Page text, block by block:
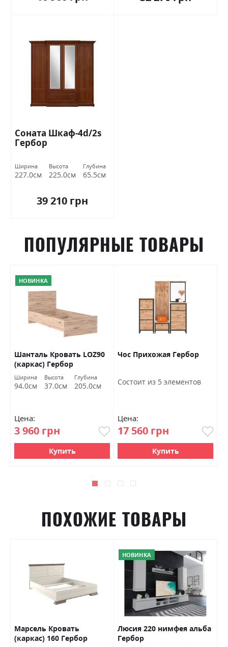
Соната Шкаф-4d/2s
Гербор
Ширина
227.0см
Высота
225.0см
Глубина
65.5см
39 210 грн
ПОПУЛЯРНЫЕ ТОВАРЫ
НОВИНКА
Шанталь Кровать LOZ90
(каркас) Гербор
Ширина
94.0см
Высота
37.0см
Глубина
205.0см
Цена:
3 960 грн
Купить
Чос Прихожая Гербор
Состоит из 5 элементов
Цена:
17 560 грн
Купить
ПОХОЖИЕ ТОВАРЫ
Марсель Кровать
(каркас) 160 Гербор
НОВИНКА
Люсия 220 нимфея альба
Гербор